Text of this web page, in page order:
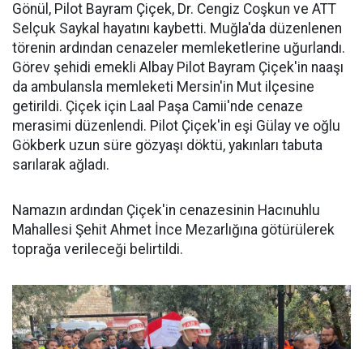
Gönül, Pilot Bayram Çiçek, Dr. Cengiz Coşkun ve ATT
Selçuk Saykal hayatını kaybetti. Muğla'da düzenlenen
törenin ardından cenazeler memleketlerine uğurlandı.
Görev şehidi emekli Albay Pilot Bayram Çiçek'in naaşı
da ambulansla memleketi Mersin'in Mut ilçesine
getirildi. Çiçek için Laal Paşa Camii'nde cenaze
merasimi düzenlendi. Pilot Çiçek'in eşi Gülay ve oğlu
Gökberk uzun süre gözyaşı döktü, yakınları tabuta
sarılarak ağladı.
Namazın ardından Çiçek'in cenazesinin Hacınuhlu
Mahallesi Şehit Ahmet İnce Mezarlığına götürülerek
toprağa verileceği belirtildi.